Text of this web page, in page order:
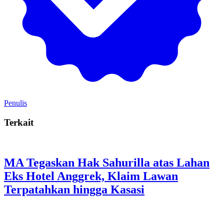
Penulis
Terkait
MA Tegaskan Hak Sahurilla atas Lahan
Eks Hotel Anggrek, Klaim Lawan
Terpatahkan hingga Kasasi